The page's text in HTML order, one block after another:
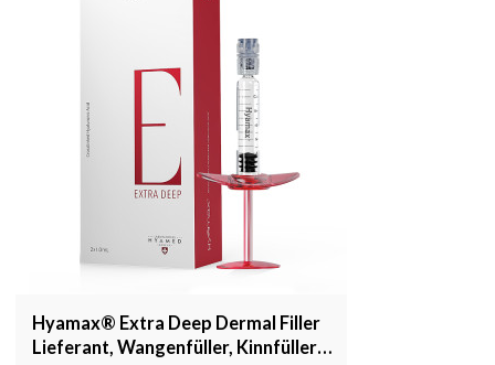
Hyamax® Extra Deep Dermal Filler
Lieferant, Wangenfüller, Kinnfüller,